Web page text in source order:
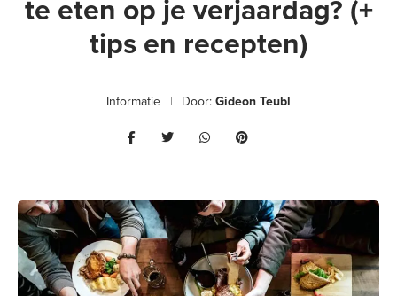
te eten op je verjaardag? (+
tips en recepten)
Informatie Door:Gideon Teubl